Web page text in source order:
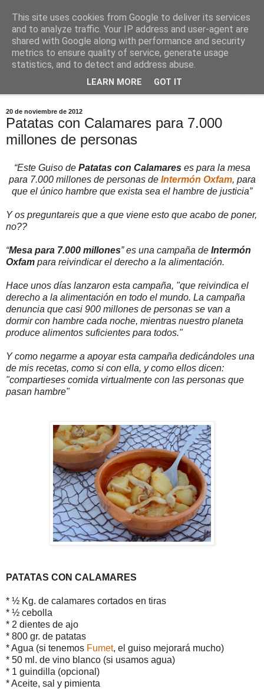
Comoju
La Cocina del Día a Día y el día a día de la Gastronomía
20 de noviembre de 2012
Patatas con Calamares para 7.000
millones de personas
“Este Guiso de Patatas con Calamareses para la mesa
para 7.000 millones de personas de Intermón Oxfam, para
que el único hambre que exista sea el hambre de justicia”
Y os preguntareis que a que viene esto que acabo de poner,
no??
“Mesa para 7.000 millones” es una campaña de Intermón
Oxfam para reivindicar el derecho a la alimentación.
Hace unos días lanzaron esta campaña, "que reivindica el
derecho a la alimentación en todo el mundo. La campaña
denuncia que casi 900 millones de personas se van a
dormir con hambre cada noche, mientras nuestro planeta
produce alimentos suficientes para todos."
Y como negarme a apoyar esta campaña dedicándoles una
de mis recetas, como si con ella, y como ellos dicen:
"compartieses comida virtualmente con las personas que
pasan hambre"
PATATAS CON CALAMARES
* ½ Kg. de calamares cortados en tiras
* ½ cebolla
* 2 dientes de ajo
* 800 gr. de patatas
* Agua (si tenemos Fumet, el guiso mejorará mucho)
* 50 ml. de vino blanco (si usamos agua)
* 1 guindilla (opcional)
* Aceite, sal y pimienta
This site uses cookies from Google to deliver its services
and to analyze traffic. Your IP address and user-agent are
shared with Google along with performance and security
metrics to ensure quality of service, generate usage
statistics, and to detect and address abuse.
LEARN MORE GOT IT